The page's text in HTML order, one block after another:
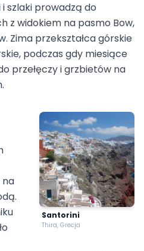
szlaki prowadzą do
z widokiem na pasmo Bow,
Zima przekształca górskie
podczas gdy miesiące
przełęczy i grzbietów na
Santorini
Thira, Grecja
na